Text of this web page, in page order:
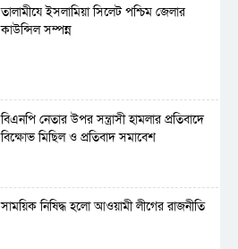
‎তালামীযে ইসলামিয়া সিলেট পশ্চিম জেলার
কাউন্সিল সম্পন্ন
বিএনপি নেতার উপর সন্ত্রাসী হামলার প্রতিবাদে
বিক্ষোভ মিছিল ও প্রতিবাদ সমাবেশ
সাময়িক নিষিদ্ধ হলো আওয়ামী লীগের রাজনীতি